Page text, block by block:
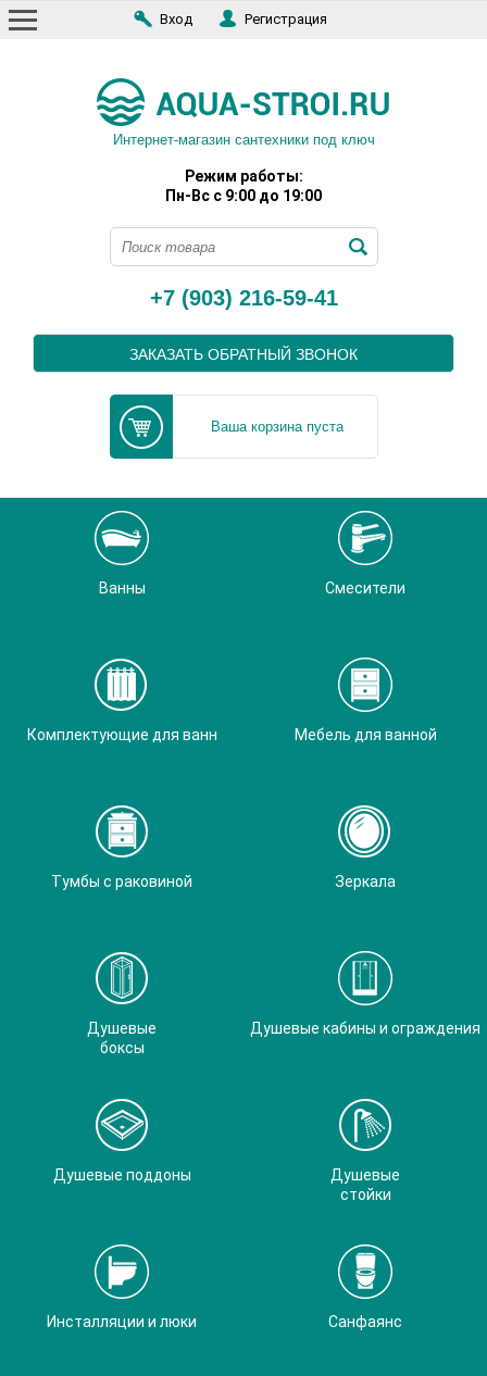
Вход Регистрация
Интернет-магазин сантехники под ключ
Режим работы:
Пн-Вс с 9:00 до 19:00
+7 (903) 216-59-41
ЗАКАЗАТЬ ОБРАТНЫЙ ЗВОНОК
Ваша корзина пуста
Ванны Смесители
Комплектующие для ванн Мебель для ванной
Тумбы с раковиной Зеркала
Душевые
боксы
Душевые кабины и ограждения
Душевые поддоны
Душевые
стойки
Инсталляции и люки Санфаянс